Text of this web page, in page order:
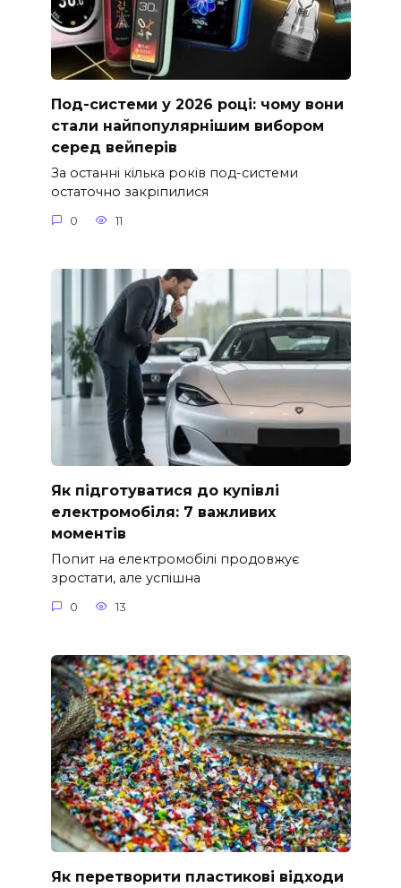
Под-системи у 2026 році: чому вони
стали найпопулярнішим вибором
серед вейперів
За останні кілька років под-системи
остаточно закріпилися
0 11
Як підготуватися до купівлі
електромобіля: 7 важливих
моментів
Попит на електромобілі продовжує
зростати, але успішна
0 13
Як перетворити пластикові відходи